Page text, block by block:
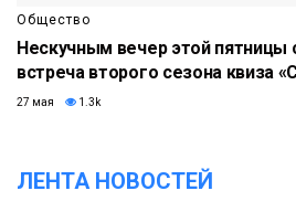
Общество
Нескучным вечер этой пятницы
встреча второго сезона квиза
27 мая 1.3k
ЛЕНТА НОВОСТЕЙ